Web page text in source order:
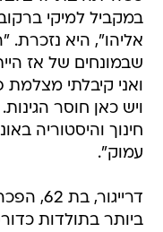
במקביל למיקי
אליהו", היא נזכרת.
שבמונחים של אז
ואני קיבלתי
ויש כאן חוסר
חינוך והיסטוריה
עמוק".
ביותר בתולדות